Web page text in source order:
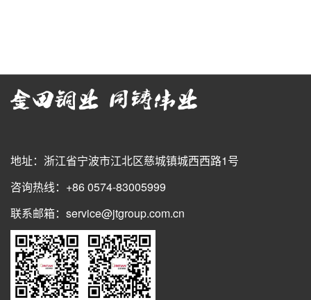
地址：浙江省宁波市江北区慈城镇城西西路1号
咨询热线：+86 0574-83005999
联系邮箱：service@jtgroup.com.cn